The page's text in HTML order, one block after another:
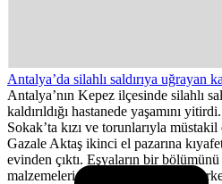
Antalya’da silahlı saldırıya uğrayan
Antalya’nın Kepez ilçesinde silahlı
kaldırıldığı hastanede yaşamını
Sokak’ta kızı ve torunlarıyla
Gazale Aktaş ikinci el pazarına
evinden çıktı. Eşyaların bir
malzemeleri almak için yeniden